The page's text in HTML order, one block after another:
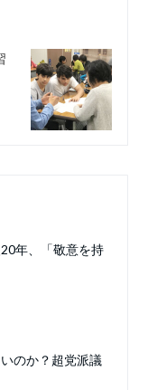
年、「敬意を持
のか？超党派議